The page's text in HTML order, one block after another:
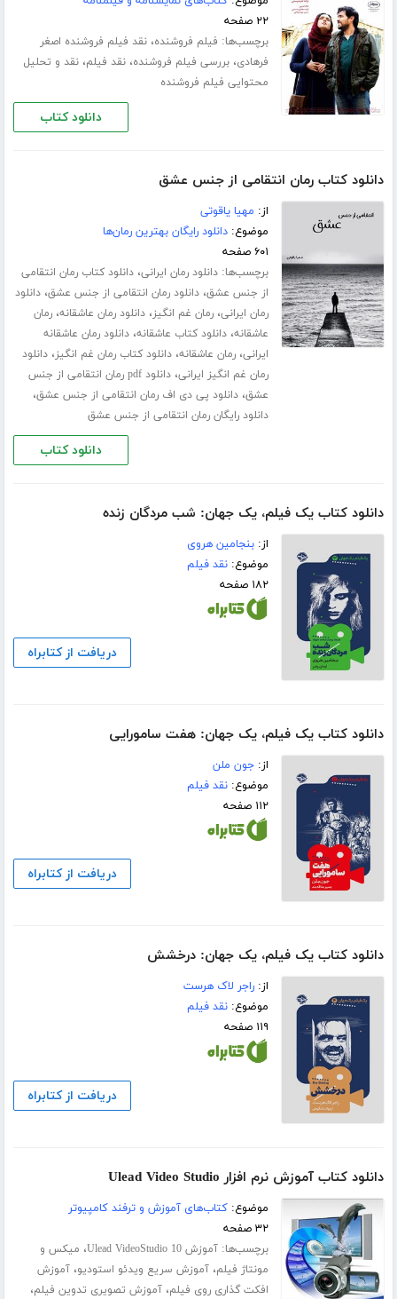
۲۲ صفحه
برچسب‌ها: فیلم فروشنده،نقد فیلم فروشنده اصغر
فرهادی،بررسی فیلم فروشنده،نقد فیلم،نقد و تحلیل
محتوایی فیلم فروشنده
دانلود کتاب
دانلود کتاب رمان انتقامی از جنس عشق
از: مهیا یاقوتی
موضوع:دانلود رایگان بهترین رمان‌ها
۶۰۱ صفحه
برچسب‌ها:دانلود رمان ایرانی،دانلود کتاب رمان انتقامی
از جنس عشق،دانلود رمان انتقامی از جنس عشق،دانلود
رمان ایرانی،رمان غم انگیز،دانلود رمان عاشقانه،رمان
عاشقانه،دانلود کتاب عاشقانه،دانلود رمان عاشقانه
ایرانی،رمان عاشقانه،دانلود کتاب رمان غم انگیز،دانلود
رمان غم انگیز ایرانی،
دانلود pdf رمان انتقامی از جنس
عشق،دانلود پی دی اف رمان انتقامی از جنس عشق،
دانلود رایگان رمان انتقامی از جنس عشق
دانلود کتاب
دانلود کتاب یک فیلم، یک جهان: شب مردگان زنده
از:بنجامین هروی
موضوع:نقد فیلم
۱۸۲ صفحه
دریافت از کتابراه
دانلود کتاب یک فیلم، یک جهان: هفت سامورایی
از:جون ملن
موضوع:نقد فیلم
۱۱۲ صفحه
دریافت از کتابراه
دانلود کتاب یک فیلم، یک جهان: درخشش
از:راجر لاک هرست
موضوع:نقد فیلم
۱۱۹ صفحه
دریافت از کتابراه
دانلود کتاب آموزش نرم افزار Ulead Video Studio
موضوع:کتاب‌های آموزش و ترفند کامپیوتر
۳۲ صفحه
برچسب‌ها:آموزش Ulead VideoStudio 10 ، میکس و
مونتاژ فیلم،آموزش سریع ویدئو استودیو،آموزش
افکت گذاری روی فیلم،آموزش تصویری تدوین فیلم،